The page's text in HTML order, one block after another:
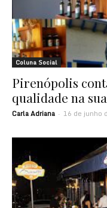
Coluna Social
Pirenópolis
qualidade na
Carla Adriana - 16 de junho